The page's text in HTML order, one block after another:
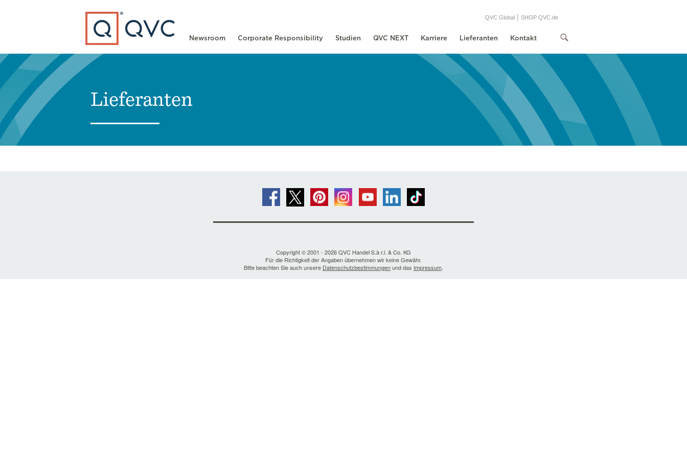
Newsroom Corporate Responsibility Studien QVC NEXT Karriere Lieferanten Kontakt
QVC Global | SHOP QVC.de
Type to search
Lieferanten
Copyright © 2001 - 2026 QVC Handel S.à r.l. & Co. KG
Für die Richtigkeit der Angaben übernehmen wir keine Gewähr.
Bitte beachten Sie auch unsere Datenschutzbestimmungenund das Impressum.